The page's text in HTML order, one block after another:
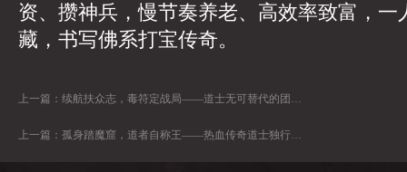
资、攒神兵，慢节奏养老、高效率致富，一
藏，书写佛系打宝传奇。
上一篇： 续航扶众志，毒符定战局——道士无可替代的团队灵魂价值
上一篇： 孤身踏魔窟，道者自称王——热血传奇道士独行秘境志